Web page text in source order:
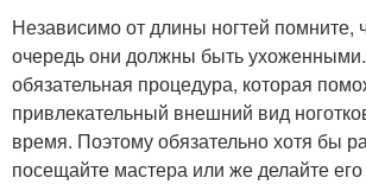
Независимо от длины ногтей помните,
очередь они должны быть
обязательная процедура, которая
привлекательный внешний вид
время. Поэтому обязательно хотя бы
посещайте мастера или же делайте